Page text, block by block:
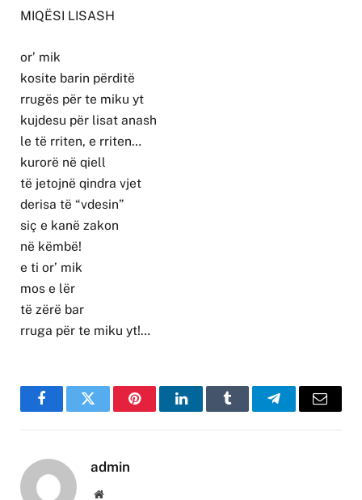
MIQËSI LISASH
or’ mik
kosite barin përditë
rrugës për te miku yt
kujdesu për lisat anash
le të rriten, e rriten…
kurorë në qiell
të jetojnë qindra vjet
derisa të “vdesin”
siç e kanë zakon
në këmbë!
e ti or’ mik
mos e lër
të zërë bar
rruga për te miku yt!…
FacebookTwitter PinterestLinkedInTumblr TelegramEmail
admin
Website